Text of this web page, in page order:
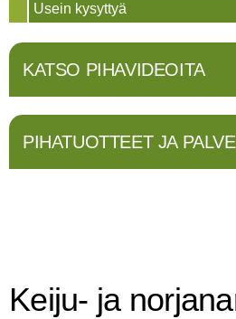
Usein kysyttyä
KATSO PIHAVIDEOITA
PIHATUOTTEET JA
Keiju- ja